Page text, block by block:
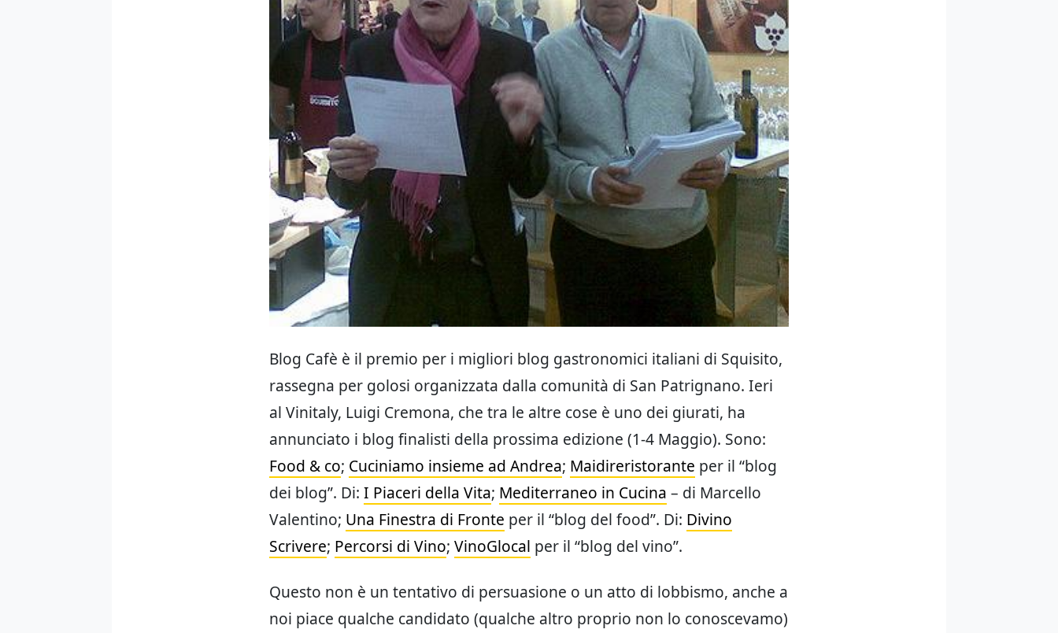
Blog Cafè è il premio per i migliori blog gastronomici italiani di Squisito,
rassegna per golosi organizzata dalla comunità di San Patrignano. Ieri
al Vinitaly, Luigi Cremona, che tra le altre cose è uno dei giurati, ha
annunciato i blog finalisti della prossima edizione (1-4 Maggio). Sono:
Food & co; Cuciniamo insieme ad Andrea; Maidireristorante per il “blog
dei blog”. Di: I Piaceri della Vita; Mediterraneo in Cucina – di Marcello
Valentino; Una Finestra di Fronte per il “blog del food”. Di: Divino
Scrivere; Percorsi di Vino; VinoGlocal per il “blog del vino”.
Questo non è un tentativo di persuasione o un atto di lobbismo, anche a
noi piace qualche candidato (qualche altro proprio non lo conoscevamo)